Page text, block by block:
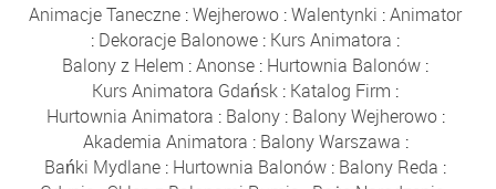
Animacje Taneczne :Wejherowo :Walentynki :Animator
: Dekoracje Balonowe : Kurs Animatora :
Balony z Helem :Anonse : Hurtownia Balonów :
Kurs Animatora Gdańsk : Katalog Firm :
Hurtownia Animatora : Balony: Balony Wejherowo:
Akademia Animatora : Balony Warszawa :
Bańki Mydlane : Hurtownia Balonów : Balony Reda :